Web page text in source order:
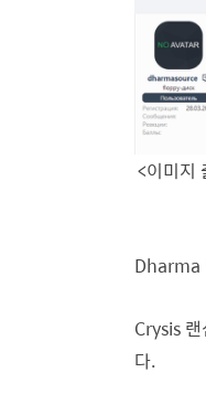
<이미
Dharma
Crysis
다.